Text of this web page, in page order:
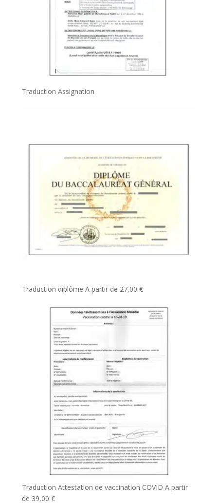
Traduction Assignation
Traduction diplôme A partir de 27,00 €
Traduction Attestation de vaccination COVID A partir
de 39,00 €